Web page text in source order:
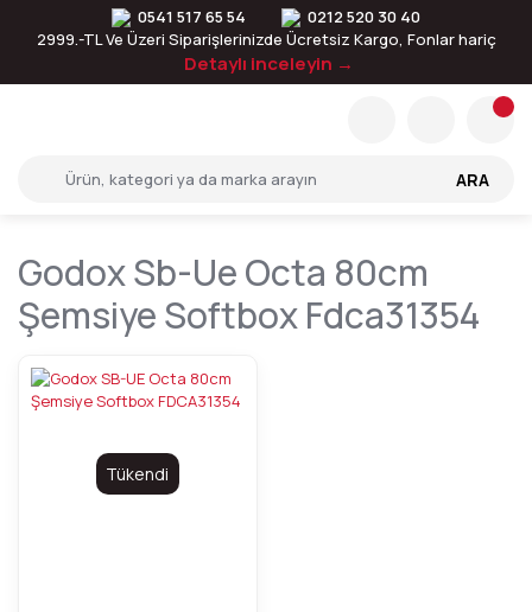
0541 517 65 54
0212 520 30 40
2999.-TL Ve Üzeri Siparişlerinizde Ücretsiz Kargo, Fonlar hariç
Detaylı inceleyin →
ARA
Godox Sb-Ue Octa 80cm
Şemsiye Softbox Fdca31354
Tükendi